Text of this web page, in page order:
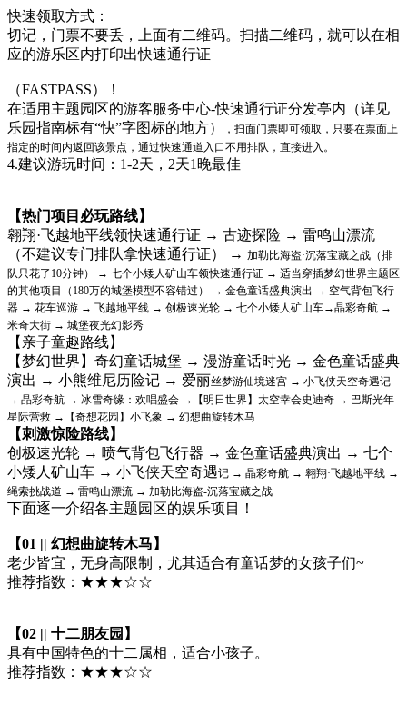
快速领取方式：
切记，门票不要丢，上面有二维码。扫描二维码，就可以在相
应的游乐区内打印出快速通行证
（FASTPASS）！
在适用主题园区的游客服务中心-快速通行证分发亭内（详见
乐园指南标有“快”字图标的地方）
，扫面门票即可领取，只要在票面上
指定的时间内返回该景点，通过快速通道入口不用排队， 直接进入。
4.建议游玩时间：1-2天，2天1晚最佳
【热门项目必玩路线】
翱翔·飞越地平线领快速通行证 → 古迹探险 → 雷鸣山漂流
（不建议专门排队拿快速通行证） → 加勒比海盗·沉落宝藏之战（排
队只花了10分钟） → 七个小矮人矿山车领快速通行证 → 适当穿插梦幻世界主题区
的其他项目（180万的城堡模型不容错过） → 金色童话盛典演出 → 空气背包飞行
器 → 花车巡游 → 飞越地平线 → 创极速光轮 → 七个小矮人矿山车→晶彩奇航 →
米奇大街 → 城堡夜光幻影秀
【亲子童趣路线】
【梦幻世界】奇幻童话城堡 → 漫游童话时光 → 金色童话盛典
演出 → 小熊维尼历险记 → 爱丽丝梦游仙境迷宫 → 小飞侠天空奇遇记
→ 晶彩奇航 → 冰雪奇缘：欢唱盛会 →【明日世界】太空幸会史迪奇 → 巴斯光年
星际营救 →【奇想花园】小飞象 → 幻想曲旋转木马
【刺激惊险路线】
创极速光轮 → 喷气背包飞行器 → 金色童话盛典演出 → 七个
小矮人矿山车 → 小飞侠天空奇遇记 → 晶彩奇航 → 翱翔·飞越地平线 →
绳索挑战道 → 雷鸣山漂流 → 加勒比海盗-沉落宝藏之战
下面逐一介绍各主题园区的娱乐项目！
【01 || 幻想曲旋转木马】
老少皆宜，无身高限制，尤其适合有童话梦的女孩子们~
推荐指数：★★★☆☆
【02 || 十二朋友园】
具有中国特色的十二属相，适合小孩子。
推荐指数：★★★☆☆